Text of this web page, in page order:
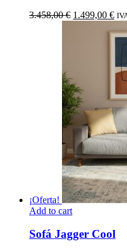
3.458,00€ El
1.499,00 €El
¡Oferta!
Add to cart
Sofá Jagger Cool